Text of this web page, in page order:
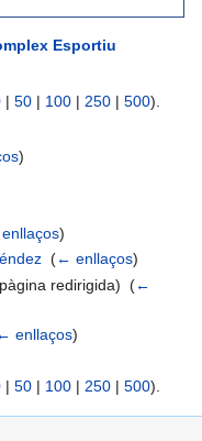
Esportiu
| 50 | 100 | 250 | 500).
)
)
‎(← enllaços)
redirigida) (←
← enllaços)
| 50 | 100 | 250 | 500).